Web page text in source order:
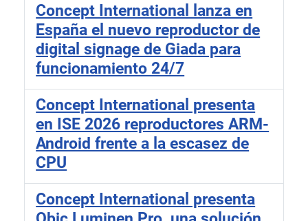
Concept International lanza en
España el nuevo reproductor de
digital signage de Giada para
funcionamiento 24/7
Concept International presenta
en ISE 2026 reproductores ARM-
Android frente a la escasez de
CPU
Concept International presenta